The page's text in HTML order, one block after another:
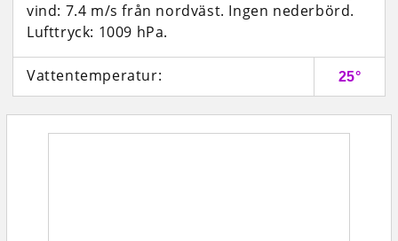
vind: 7.4 m/s från nordväst. Ingen nederbörd.
Lufttryck: 1009 hPa.
Vattentemperatur: 25°